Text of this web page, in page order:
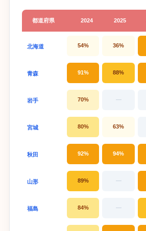
都道府県 2024 2025
北海道 54% 36%
青森 91% 88%
岩手 70% —
宮城 80% 63%
秋田 92% 94%
山形 89% —
福島 84% —